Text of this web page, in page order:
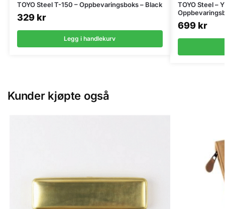
TOYO Steel T-150 – Oppbevaringsboks – Black
329 kr
Legg i handlekurv
TOYO Steel –
699 kr
Kunder kjøpte også